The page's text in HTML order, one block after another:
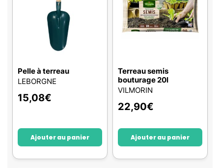
Pelle à terreau
LEBORGNE
15,08€
Ajouter au panier
Terreau semis
bouturage 20l
VILMORIN
22,90€
Ajouter au panier